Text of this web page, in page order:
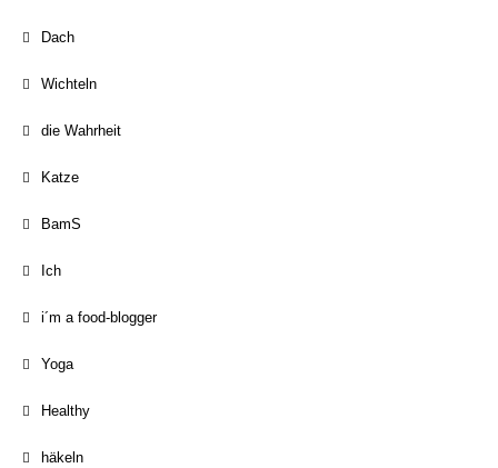
Dach
Wichteln
die Wahrheit
Katze
BamS
Ich
i´m a food-blogger
Yoga
Healthy
häkeln